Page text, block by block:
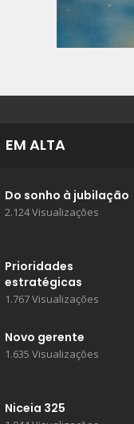
EM ALTA
Do sonho à jubilação
2.124 Visualizações
Prioridades
estratégicas
1.767 Visualizações
Novo gerente
1.635 Visualizações
Niceia 325